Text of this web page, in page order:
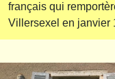
français qui
Villersexel en janvier